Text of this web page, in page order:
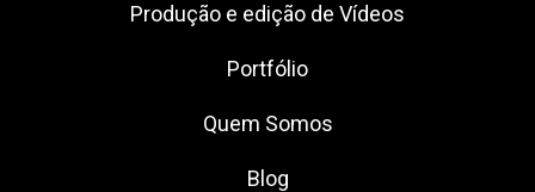
Produção e edição de Vídeos
Portfólio
Quem Somos
Blog